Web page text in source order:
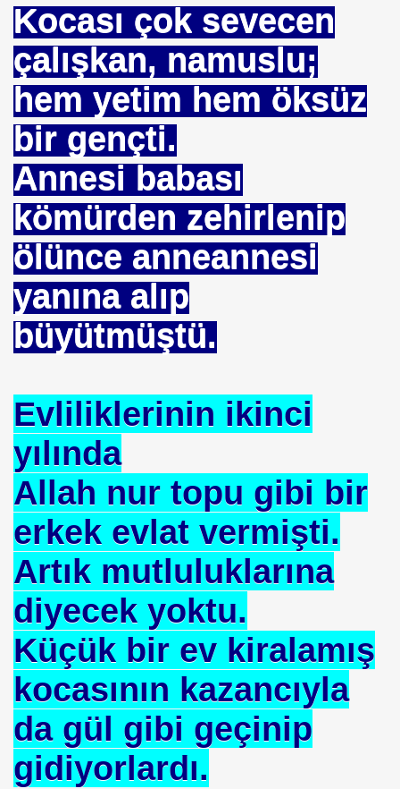
Kocası çok sevecen
çalışkan, namuslu;
hem yetim hem öksüz
bir gençti.
Annesi babası
kömürden zehirlenip
ölünce anneannesi
yanına alıp
büyütmüştü.
Evliliklerinin ikinci
yılında
Allah nur topu gibi bir
erkek evlat vermişti.
Artık mutluluklarına
diyecek yoktu.
Küçük bir ev kiralamış
kocasının kazancıyla
da gül gibi geçinip
gidiyorlardı.
GÜRSES
TIBBI =Türk+Rus+Çin Tıbbı
.
Dr. Nevzat TARHAN- NP GURUP KURUMLARI
İLK. sarı nokta tedavisi.DR.Güngör SOBACI
TIP TEDAVİLERİ-ANADOLU HALK